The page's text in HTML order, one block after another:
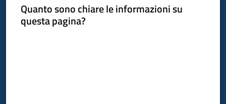
Quanto sono chiare le informazioni su
questa pagina?